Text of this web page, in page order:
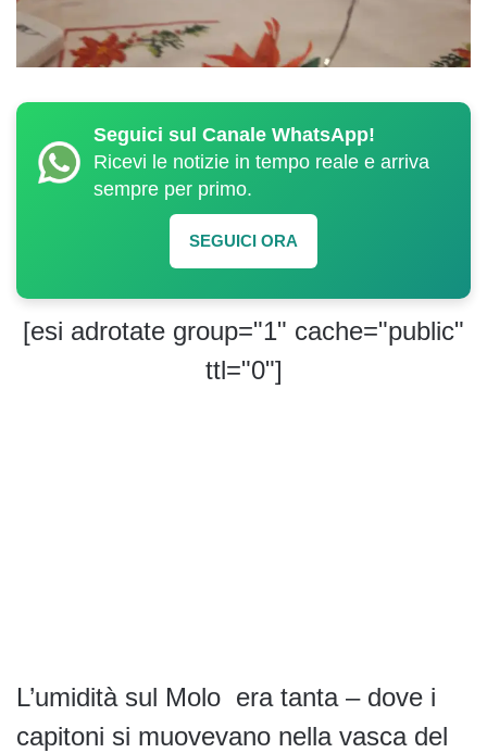
Seguici sul Canale WhatsApp!
Ricevi le notizie in tempo reale e arriva
sempre per primo.
SEGUICI ORA
[esi adrotate group="1" cache="public"
ttl="0"]
L’umidità sul Molo era tanta – dove i
capitoni si muovevano nella vasca del